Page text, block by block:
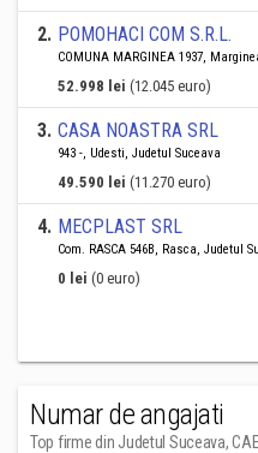
2. POMOHACI COM S.R.L.
COMUNA MARGINEA 1937,
52.998 lei (12.045 euro)
3. CASA NOASTRA SRL
943 -, Udesti, Judetul Suceava
49.590 lei (11.270 euro)
4. MECPLAST SRL
Com. RASCA 546B, Rasca, Judetul
0 lei (0 euro)
Numar de angajati
Top firme din Judetul Suceava,